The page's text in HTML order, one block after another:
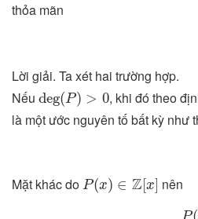
thỏa mãn
Lời giải. Ta xét hai trường hợp.
Nếu deg(P) > 0
deg(P) >
, khi đó theo
là một ước nguyên tố bất kỳ như
Mặt khác do P(x) ∈ Z[x]
P(x)∈Z [x] nên